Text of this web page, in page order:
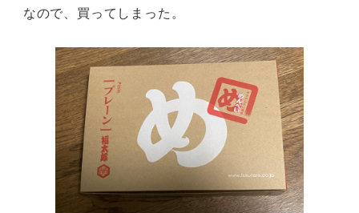
なので、買ってしまった。